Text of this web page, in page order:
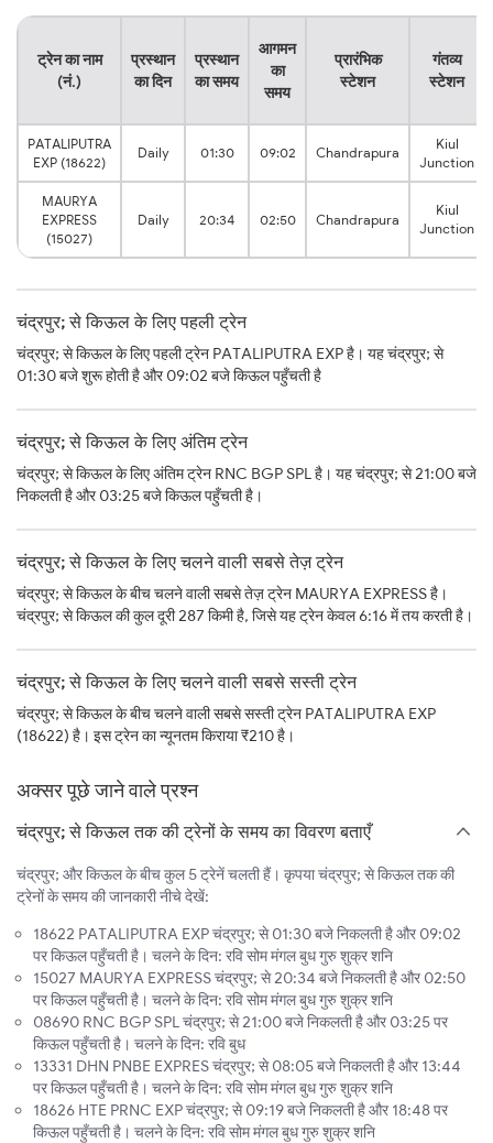
ट्रेन का नाम
(नं.)
प्रस्थान
का दिन
प्रस्थान
का समय
आगमन
का
समय
प्रारंभिक
स्टेशन
गंतव्य
स्टेशन
PATALIPUTRA
EXP (18622)
Daily 01:30 09:02 Chandrapura
Kiul
Junction
MAURYA
EXPRESS
(15027)
Daily 20:34 02:50 Chandrapura
Kiul
Junction
चंद्रपुर; से किऊल के लिए पहली ट्रेन
चंद्रपुर; से किऊल के लिए पहली ट्रेन PATALIPUTRA EXP है। यह चंद्रपुर; से
01:30 बजे शुरू होती है और 09:02 बजे किऊल पहुँचती है
चंद्रपुर; से किऊल के लिए अंतिम ट्रेन
चंद्रपुर; से किऊल के लिए अंतिम ट्रेन RNC BGP SPL है। यह चंद्रपुर; से 21:00 बजे
निकलती है और 03:25 बजे किऊल पहुँचती है।
चंद्रपुर; से किऊल के लिए चलने वाली सबसे तेज़ ट्रेन
चंद्रपुर; से किऊल के बीच चलने वाली सबसे तेज़ ट्रेन MAURYA EXPRESS है।
चंद्रपुर; से किऊल की कुल दूरी 287 किमी है, जिसे यह ट्रेन केवल 6:16 में तय करती है।
चंद्रपुर; से किऊल के लिए चलने वाली सबसे सस्ती ट्रेन
चंद्रपुर; से किऊल के बीच चलने वाली सबसे सस्ती ट्रेन PATALIPUTRA EXP
(18622) है। इस ट्रेन का न्यूनतम किराया ₹210 है।
अक्सर पूछे जाने वाले प्रश्न
चंद्रपुर; से किऊल तक की ट्रेनों के समय का विवरण बताएँ
चंद्रपुर; और किऊल के बीच कुल 5 ट्रेनें चलती हैं। कृपया चंद्रपुर; से किऊल तक की
ट्रेनों के समय की जानकारी नीचे देखें:
18622 PATALIPUTRA EXP चंद्रपुर; से 01:30 बजे निकलती है और 09:02
पर किऊल पहुँचती है। चलने के दिन: रवि सोम मंगल बुध गुरु शुक्र शनि
15027 MAURYA EXPRESS चंद्रपुर; से 20:34 बजे निकलती है और 02:50
पर किऊल पहुँचती है। चलने के दिन: रवि सोम मंगल बुध गुरु शुक्र शनि
08690 RNC BGP SPL चंद्रपुर; से 21:00 बजे निकलती है और 03:25 पर
किऊल पहुँचती है। चलने के दिन: रवि बुध
13331 DHN PNBE EXPRES चंद्रपुर; से 08:05 बजे निकलती है और 13:44
पर किऊल पहुँचती है। चलने के दिन: रवि सोम मंगल बुध गुरु शुक्र शनि
18626 HTE PRNC EXP चंद्रपुर; से 09:19 बजे निकलती है और 18:48 पर
किऊल पहुँचती है। चलने के दिन: रवि सोम मंगल बुध गुरु शुक्र शनि